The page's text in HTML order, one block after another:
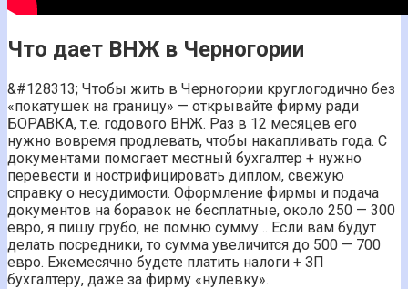
Что дает ВНЖ в Черногории
&#128313;️ Чтобы жить в Черногории круглогодично без
«покатушек на границу» — открывайте фирму ради
БОРАВКА, т.е. годового ВНЖ. Раз в 12 месяцев его
нужно вовремя продлевать, чтобы накапливать года. С
документами помогает местный бухгалтер + нужно
перевести и нострифицировать диплом, свежую
справку о несудимости. Оформление фирмы и подача
документов на боравок не бесплатные, около 250 — 300
евро, я пишу грубо, не помню сумму… Если вам будут
делать посредники, то сумма увеличится до 500 — 700
евро. Ежемесячно будете платить налоги + ЗП
бухгалтеру, даже за фирму «нулевку».